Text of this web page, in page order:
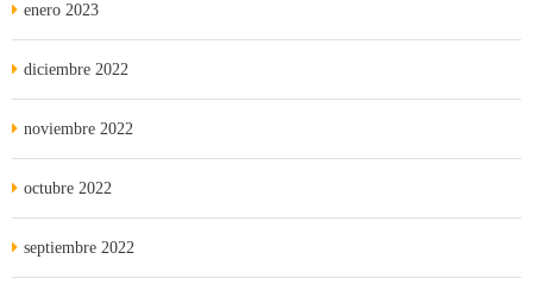
enero 2023
diciembre 2022
noviembre 2022
octubre 2022
septiembre 2022